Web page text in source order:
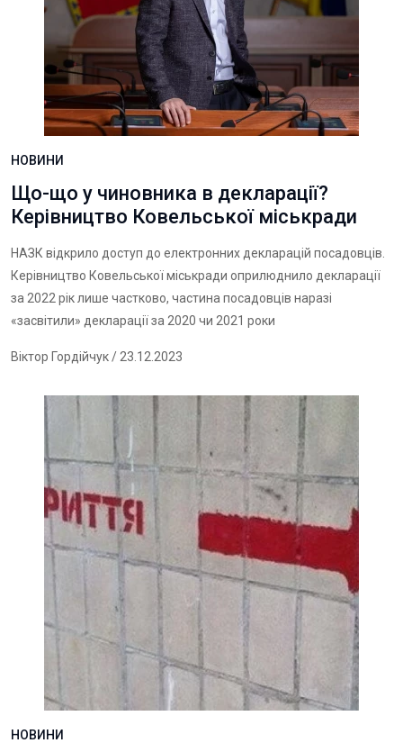
НОВИНИ
Що-що у чиновника в декларації?
Керівництво Ковельської міськради
НАЗК відкрило доступ до електронних декларацій посадовців.
Керівництво Ковельської міськради оприлюднило декларації
за 2022 рік лише частково, частина посадовців наразі
«засвітили» декларації за 2020 чи 2021 роки
Віктор Гордійчук/ 23.12.2023
НОВИНИ